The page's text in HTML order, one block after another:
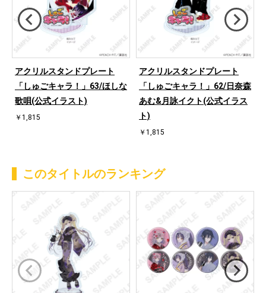
アクリルスタンドプレート
「しゅごキャラ！」63/ほしな
歌唄(公式イラスト)
￥1,815
アクリルスタンドプレート
「しゅごキャラ！」62/日奈森
あむ&月詠イクト(公式イラス
ト)
￥1,815
このタイトルのランキング